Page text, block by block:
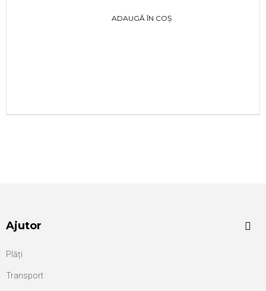
ADAUGĂ ÎN COȘ
Ajutor
Plăți
Transport